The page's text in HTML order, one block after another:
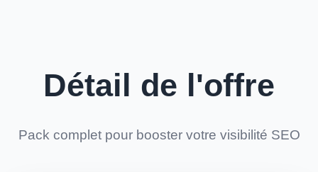
Détail de l'offre
Pack complet pour booster votre visibilité SEO